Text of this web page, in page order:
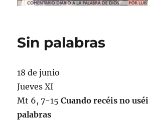
Sin palabras
18 de junio
Jueves XI
Mt 6, 7-15Cuando recéis no
palabras